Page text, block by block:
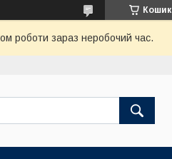
Кошик
роботи зараз неробочий час.